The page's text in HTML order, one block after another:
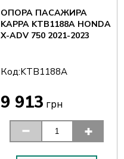
ОПОРА ПАСАЖИРА
KAPPA KTB1188A HONDA
X-ADV 750 2021-2023
Код:KTB1188A
9 913 грн